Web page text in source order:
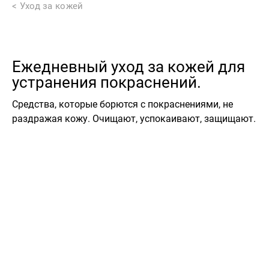
Уход за кожей
Ежедневный уход за кожей для
устранения покраснений.
Средства, которые борются с покраснениями, не
раздражая кожу. Очищают, успокаивают, защищают.